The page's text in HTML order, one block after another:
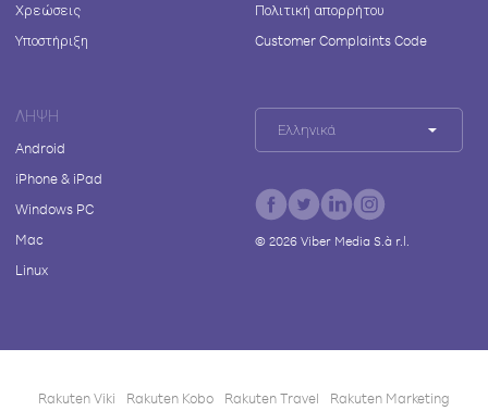
Χρεώσεις
Υποστήριξη
Πολιτική απορρήτου
Customer Complaints Code
ΛΉΨΗ
Android
iPhone & iPad
Windows PC
Mac
Linux
Ελληνικά
© 2026Viber Media S.à r.l.
Rakuten Viki Rakuten Kobo Rakuten Travel Rakuten Marketing